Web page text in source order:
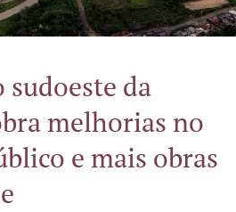
sudoeste da
melhorias no
e mais obras